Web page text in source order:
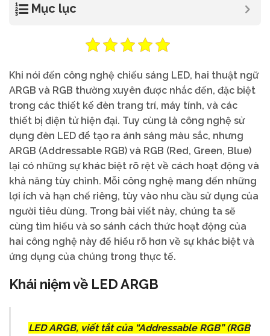
Mục lục
Khi nói đến công nghệ chiếu sáng LED, hai thuật ngữ
ARGB và RGB thường xuyên được nhắc đến, đặc biệt
trong các thiết kế đèn trang trí, máy tính, và các
thiết bị điện tử hiện đại. Tuy cùng là công nghệ sử
dụng đèn LED để tạo ra ánh sáng màu sắc, nhưng
ARGB (Addressable RGB) và RGB (Red, Green, Blue)
lại có những sự khác biệt rõ rệt về cách hoạt động và
khả năng tùy chỉnh. Mỗi công nghệ mang đến những
lợi ích và hạn chế riêng, tùy vào nhu cầu sử dụng của
người tiêu dùng. Trong bài viết này, chúng ta sẽ
cùng tìm hiểu và so sánh cách thức hoạt động của
hai công nghệ này để hiểu rõ hơn về sự khác biệt và
ứng dụng của chúng trong thực tế.
Khái niệm về LED ARGB
LED ARGB, viết tắt của “Addressable RGB” (RGB